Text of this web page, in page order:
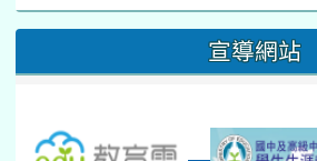
桃園市運動會
數感實驗夏令營(整天)
新生智力測驗補測(...
下午-新進教師研習
教師備課會議
宣導網站